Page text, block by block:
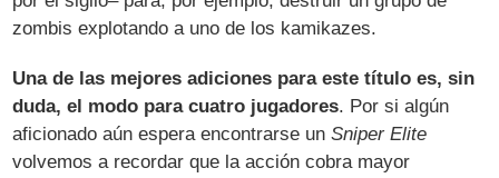
zombis explotando a uno de los kamikazes.
Una de las mejores adiciones para este título es, sin
duda, el modo para cuatro jugadores. Por si algún
aficionado aún espera encontrarse unSniper Elite
volvemos a recordar que la acción cobra mayor